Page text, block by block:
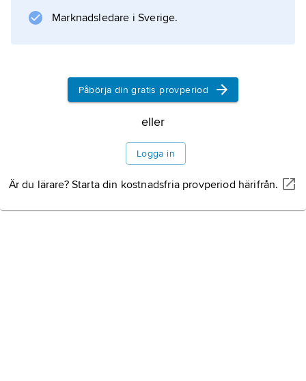
57; den betonade snabb industriell utveckling
och blev med sovjetisk hjälp mycket
Information om artikeln
Marknadsledare i Sverige.
Påbörja din gratis provperiod
eller
Logga in
Är du lärare? Starta din kostnadsfria provperiod härifrån.